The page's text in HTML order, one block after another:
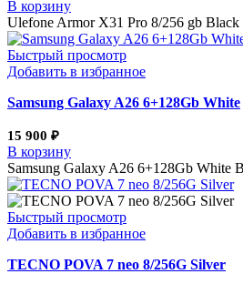
В корзину
Ulefone Armor X31 Pro 8/256 gb
Быстрый просмотр
Добавить в избранное
Samsung Galaxy A26 6+128Gb White
15 900 ₽
В корзину
Samsung Galaxy A26 6+128Gb White
Быстрый просмотр
Добавить в избранное
TECNO POVA 7 neo 8/256G Silver